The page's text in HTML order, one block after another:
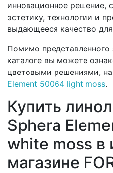
инновационное решение,
эстетику, технологии и
выдающееся качество
Помимо представленного
каталоге вы можете
цветовыми решениями,
Element 50064 light moss.
Купить
Sphera
white moss в
магазине